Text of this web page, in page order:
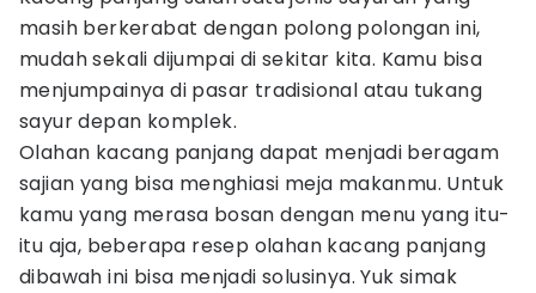
masih berkerabat dengan polong polongan ini,
mudah sekali dijumpai di sekitar kita. Kamu bisa
menjumpainya di pasar tradisional atau tukang
sayur depan komplek.
Olahan kacang panjang dapat menjadi beragam
sajian yang bisa menghiasi meja makanmu. Untuk
kamu yang merasa bosan dengan menu yang itu-
itu aja, beberapa resep olahan kacang panjang
dibawah ini bisa menjadi solusinya. Yuk simak